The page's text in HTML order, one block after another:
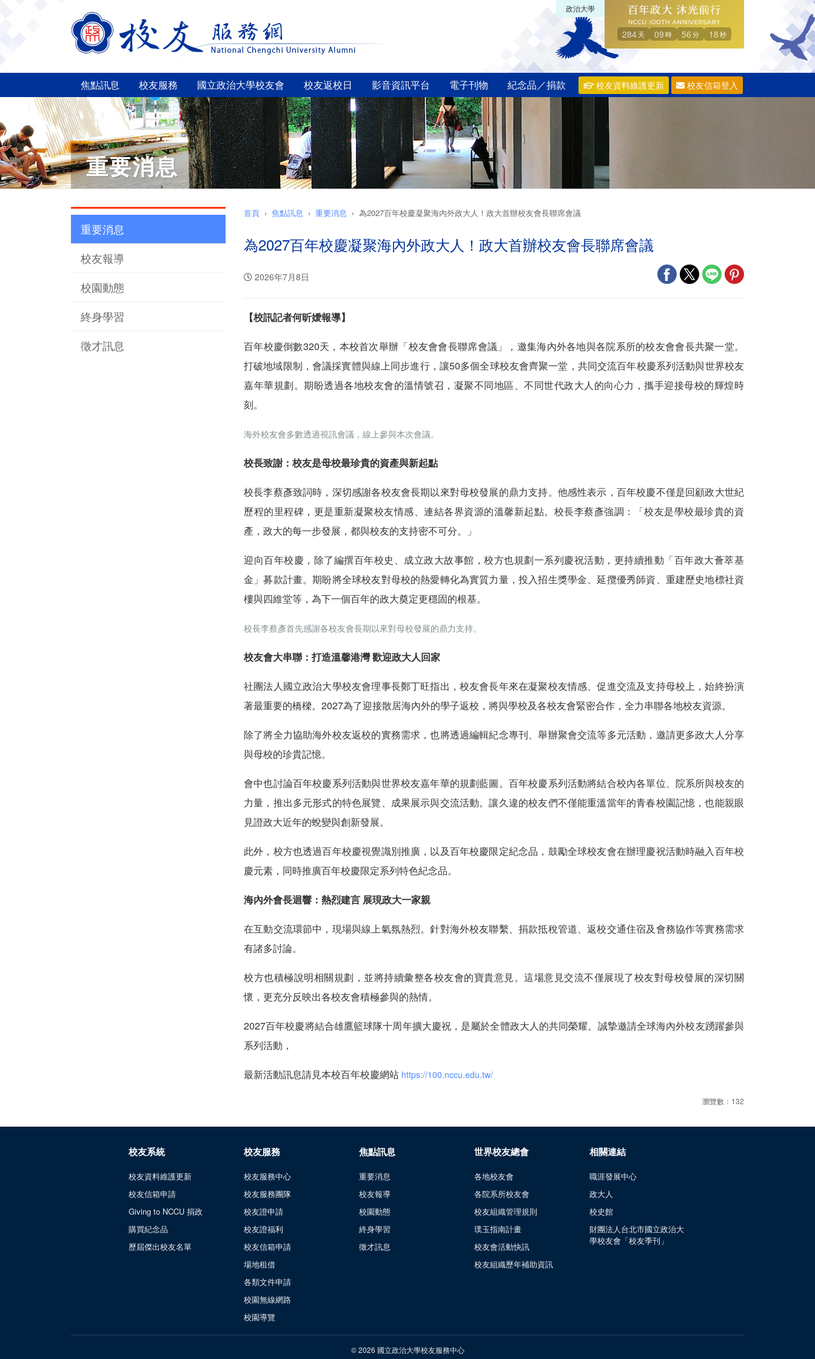
政治大學
284天 09時 56分 17秒
焦點訊息 校友服務 國立政治大學校友會 校友返校日 影音資訊平台 電子刊物 紀念品／捐款 校友資料維護更新 校友信箱登入
重要消息
重要消息
校友報導
校園動態
終身學習
徵才訊息
首頁 焦點訊息 重要消息 為2027百年校慶凝聚海內外政大人！政大首辦校友會長聯席會議
為2027百年校慶凝聚海內外政大人！政大首辦校友會長聯席會議
2026年7月8日
【校訊記者何昕嬡報導】
百年校慶倒數320天，本校首次舉辦「校友會會長聯席會議」，邀集海內外各地與各院系所的校友會會長共聚一堂。
打破地域限制，會議採實體與線上同步進行，讓50多個全球校友會齊聚一堂，共同交流百年校慶系列活動與世界校友
嘉年華規劃。期盼透過各地校友會的溫情號召，凝聚不同地區、不同世代政大人的向心力，攜手迎接母校的輝煌時
刻。
海外校友會多數透過視訊會議，線上參與本次會議。
校長致謝：校友是母校最珍貴的資產與新起點
校長李蔡彥致詞時，深切感謝各校友會長期以來對母校發展的鼎力支持。他感性表示，百年校慶不僅是回顧政大世紀
歷程的里程碑，更是重新凝聚校友情感、連結各界資源的溫馨新起點。校長李蔡彥強調：「校友是學校最珍貴的資
產，政大的每一步發展，都與校友的支持密不可分。」
迎向百年校慶，除了編撰百年校史、成立政大故事館，校方也規劃一系列慶祝活動，更持續推動「百年政大薈萃基
金」募款計畫。期盼將全球校友對母校的熱愛轉化為實質力量，投入招生獎學金、延攬優秀師資、重建歷史地標社資
樓與四維堂等，為下一個百年的政大奠定更穩固的根基。
校長李蔡彥首先感謝各校友會長期以來對母校發展的鼎力支持。
校友會大串聯：打造溫馨港灣 歡迎政大人回家
社團法人國立政治大學校友會理事長鄭丁旺指出，校友會長年來在凝聚校友情感、促進交流及支持母校上，始終扮演
著最重要的橋樑。2027為了迎接散居海內外的學子返校，將與學校及各校友會緊密合作，全力串聯各地校友資源。
除了將全力協助海外校友返校的實務需求，也將透過編輯紀念專刊、舉辦聚會交流等多元活動，邀請更多政大人分享
與母校的珍貴記憶。
會中也討論百年校慶系列活動與世界校友嘉年華的規劃藍圖。百年校慶系列活動將結合校內各單位、院系所與校友的
力量，推出多元形式的特色展覽、成果展示與交流活動。讓久違的校友們不僅能重溫當年的青春校園記憶，也能親眼
見證政大近年的蛻變與創新發展。
此外，校方也透過百年校慶視覺識別推廣，以及百年校慶限定紀念品，鼓勵全球校友會在辦理慶祝活動時融入百年校
慶元素，同時推廣百年校慶限定系列特色紀念品。
海內外會長迴響：熱烈建言 展現政大一家親
在互動交流環節中，現場與線上氣氛熱烈。針對海外校友聯繫、捐款抵稅管道、返校交通住宿及會務協作等實務需求
有諸多討論。
校方也積極說明相關規劃，並將持續彙整各校友會的寶貴意見。這場意見交流不僅展現了校友對母校發展的深切關
懷，更充分反映出各校友會積極參與的熱情。
2027百年校慶將結合雄鷹籃球隊十周年擴大慶祝，是屬於全體政大人的共同榮耀。誠摯邀請全球海內外校友踴躍參與
系列活動，
最新活動訊息請見本校百年校慶網站 https://100.nccu.edu.tw/
瀏覽數：132
校友系統
校友資料維護更新
校友信箱申請
Giving to NCCU 捐政
購買紀念品
歷屆傑出校友名單
校友服務
校友服務中心
校友服務團隊
校友證申請
校友證福利
校友信箱申請
場地租借
各類文件申請
校園無線網路
校園導覽
焦點訊息
重要消息
校友報導
校園動態
終身學習
徵才訊息
世界校友總會
各地校友會
各院系所校友會
校友組織管理規則
璞玉指南計畫
校友會活動快訊
校友組織歷年補助資訊
相關連結
職涯發展中心
政大人
校史館
財團法人台北市國立政治大
學校友會「校友季刊」
© 2026 國立政治大學校友服務中心